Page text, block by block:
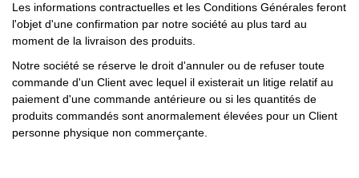
Les informations contractuelles et les Conditions Générales feront
l'objet d'une confirmation par notre société au plus tard au
moment de la livraison des produits.
Notre société se réserve le droit d'annuler ou de refuser toute
commande d'un Client avec lequel il existerait un litige relatif au
paiement d'une commande antérieure ou si les quantités de
produits commandés sont anormalement élevées pour un Client
personne physique non commerçante.